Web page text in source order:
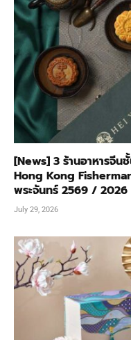
[News] 3 ร้านอาหารจีน
Hong Kong
พระจันทร์ 2569 /
July 29, 2026